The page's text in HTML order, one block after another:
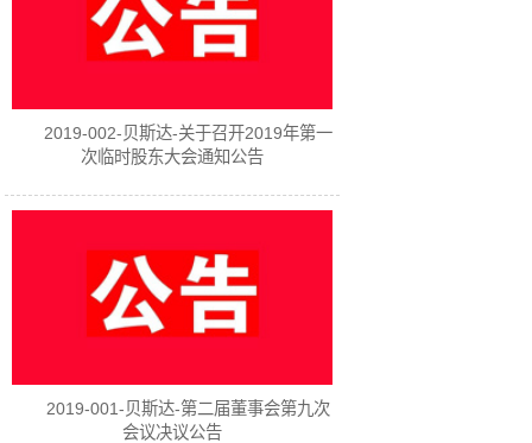
2019-002-贝斯达-关于召开2019年第一
次临时股东大会通知公告
2019-001-贝斯达-第二届董事会第九次
会议决议公告